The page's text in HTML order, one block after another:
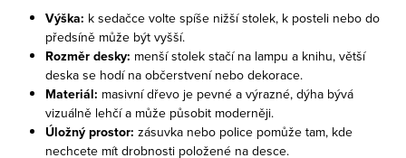
Výška: k sedačce volte spíše nižší stolek, k posteli nebo do
předsíně může být vyšší.
Rozměr desky: menší stolek stačí na lampu a knihu, větší
deska se hodí na občerstvení nebo dekorace.
Materiál: masivní dřevo je pevné a výrazné, dýha bývá
vizuálně lehčí a může působit moderněji.
Úložný prostor: zásuvka nebo police pomůže tam, kde
nechcete mít drobnosti položené na desce.